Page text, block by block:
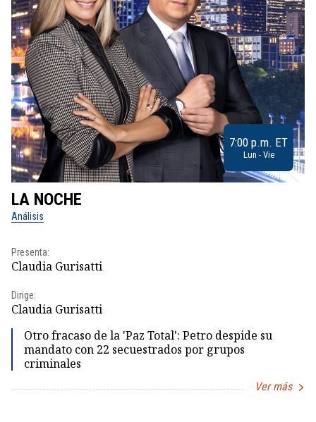
7:00 p.m. ET
Lun - Vie
LA NOCHE
Análisis
Presenta:
Claudia Gurisatti
Dirige:
Claudia Gurisatti
Otro fracaso de la 'Paz Total': Petro despide su
mandato con 22 secuestrados por grupos
criminales
Ver más